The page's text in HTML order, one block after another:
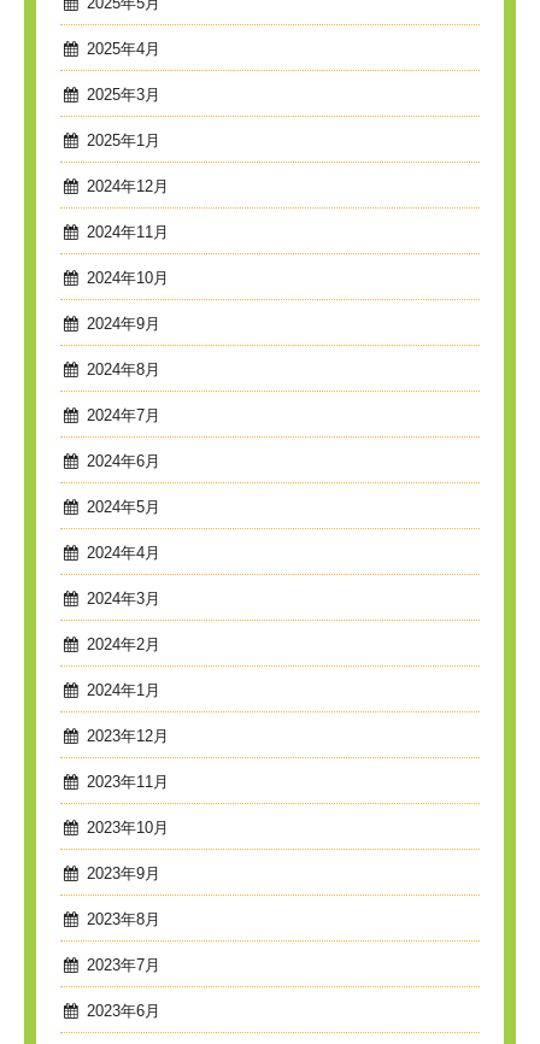
2025年5月
2025年4月
2025年3月
2025年1月
2024年12月
2024年11月
2024年10月
2024年9月
2024年8月
2024年7月
2024年6月
2024年5月
2024年4月
2024年3月
2024年2月
2024年1月
2023年12月
2023年11月
2023年10月
2023年9月
2023年8月
2023年7月
2023年6月